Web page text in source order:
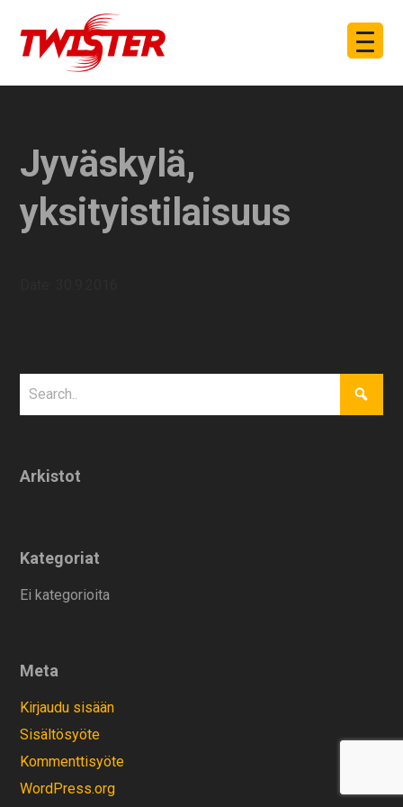
Jyväskylä,
yksityistilaisuus
Arkistot
Kategoriat
Ei kategorioita
Meta
Kirjaudu sisään
Sisältösyöte
Kommenttisyöte
WordPress.org